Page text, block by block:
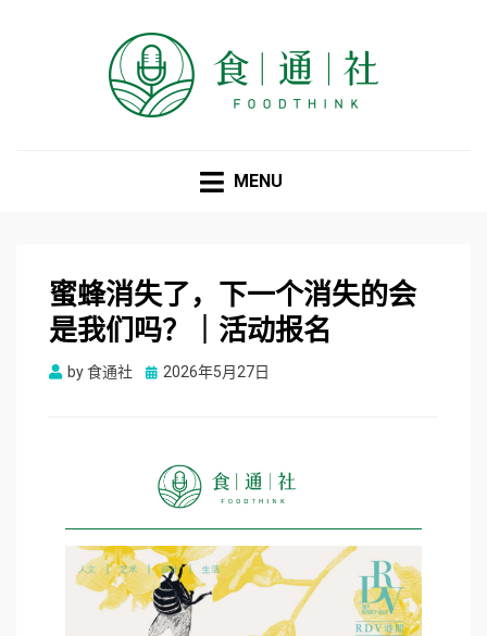
MENU
蜜蜂消失了，下一个消失的会
是我们吗？｜活动报名
by食通社
Posted
2026年5月27日